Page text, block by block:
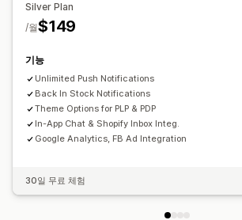
Silver Plan
$149
/월
기능
Unlimited Push Notifications
Back In Stock Notifications
Theme Options for PLP & PDP
In-App Chat & Shopify Inbox Integ.
Google Analytics, FB Ad Integration
30일 무료 체험